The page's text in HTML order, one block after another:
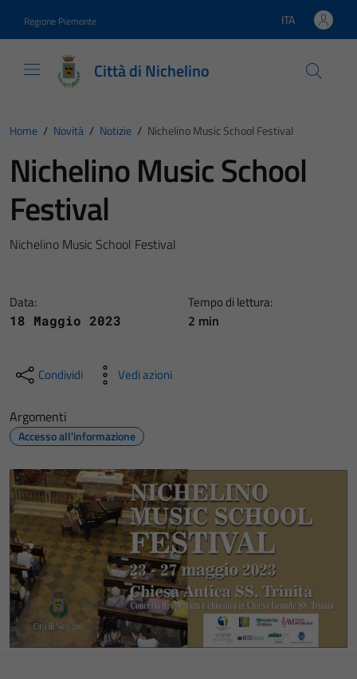
Regione Piemonte Lingua attiva:
ITA
Città di Nichelino
Home / Novità / Notizie / Nichelino Music School Festival
Nichelino Music School
Festival
Nichelino Music School Festival
Data:
18 Maggio 2023
Tempo di lettura:
2 min
Condividi Vedi azioni
Argomenti
Accesso all'informazione